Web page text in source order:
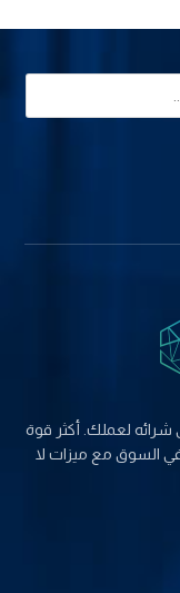
لعملك. أكثر قوة
السوق مع ميزات لا